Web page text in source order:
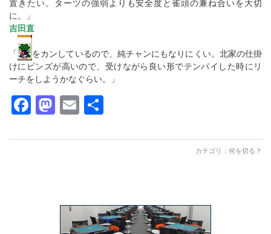
置きたい。ターツの強弱よりも安全度と雀頭の兼ね合いを大切
に。」
吉田直
「
をカンしているので、純チャンにもなりにくい。北家の仕掛
けにピンズが高いので、受けながら良い形でテンパイした時にリ
ーチをしようかなぐらい。」
Facebook
Mastodon
Email
カテゴリ： 何を切る？